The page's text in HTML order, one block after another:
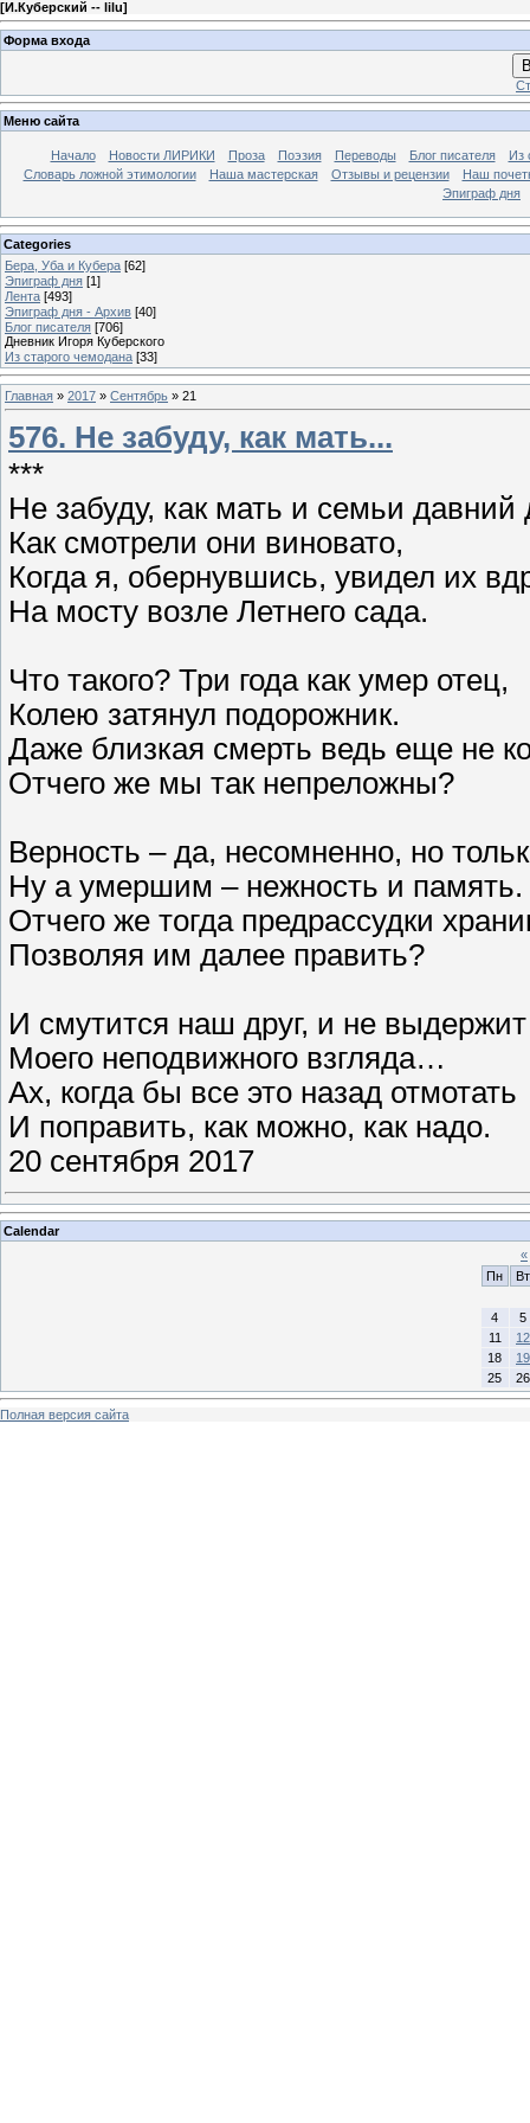
[И.Куберский -- lilu]
Форма входа
Меню сайта
Начало Новости ЛИРИКИ Проза Поэзия Переводы Блог писателя
Из
Словарь ложной этимологии
Наша мастерская Отзывы и рецензии
Наш
Эпиграф дня
Categories
Бера, Уба и Кубера [62]
Эпиграф дня [1]
Лента [493]
Эпиграф дня - Архив [40]
Блог писателя [706]
Дневник Игоря Куберского
Из старого чемодана [33]
Главная » 2017 » Сентябрь » 21
576. Не забуду, как мать...
***
Не забуду, как мать и семьи давний
Как смотрели они виновато,
Когда я, обернувшись, увидел их
На мосту возле Летнего сада.
Что такого? Три года как умер отец,
Колею затянул подорожник.
Даже близкая смерть ведь еще не
Отчего же мы так непреложны?
Верность – да, несомненно, но
Ну а умершим – нежность и память.
Отчего же тогда предрассудки
Позволяя им далее править?
И смутится наш друг, и не
Моего неподвижного взгляда…
Ах, когда бы все это назад отмотать
И поправить, как можно, как надо.
20 сентября 2017
Calendar
«
Пн
Вт
4
5
11
12
18
19
25
26
Полная версия сайта